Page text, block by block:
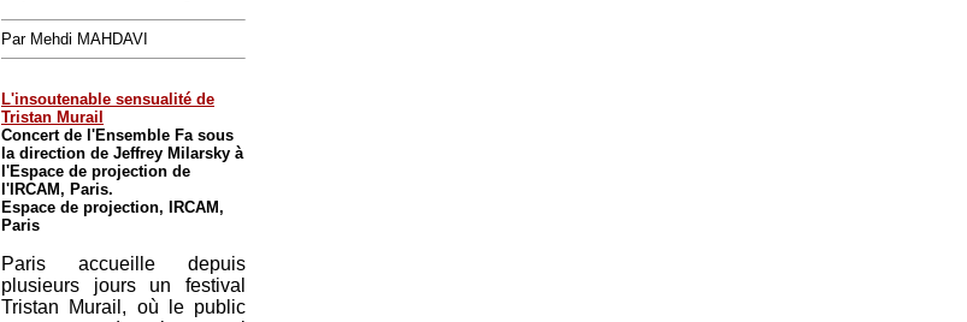
Par Mehdi MAHDAVI
L'insoutenable sensualité de
Tristan Murail
Concert de l'Ensemble Fa sous
la direction de Jeffrey Milarsky à
l'Espace de projection de
l'IRCAM, Paris.
Espace de projection, IRCAM,
Paris
Paris accueille depuis
plusieurs jours un festival
Tristan Murail, où le public